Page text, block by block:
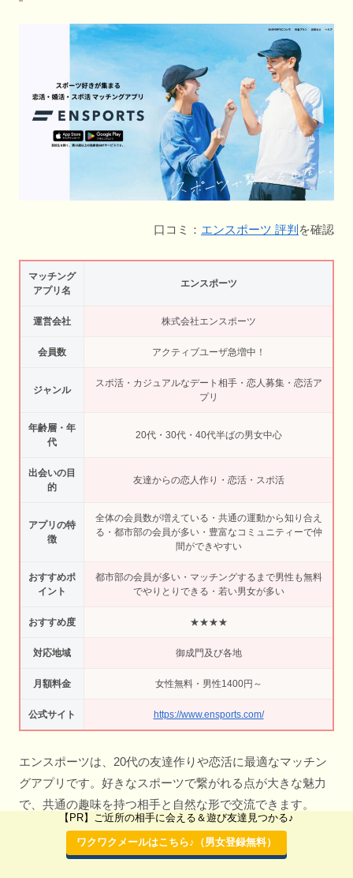
口コミ： エンスポーツ 評判 を確認
マッチング
アプリ名
エンスポーツ
運営会社 株式会社エンスポーツ
会員数 アクティブユーザ急増中！
ジャンル
スポ活・カジュアルなデート相手・恋人募集・恋活ア
プリ
年齢層・年
代
20代・30代・40代半ばの男女中心
出会いの目
的
友達からの恋人作り・恋活・スポ活
アプリの特
徴
全体の会員数が増えている・共通の運動から知り合え
る・都市部の会員が多い・豊富なコミュニティーで仲
間ができやすい
おすすめポ
イント
都市部の会員が多い・マッチングするまで男性も無料
でやりとりできる・若い男女が多い
おすすめ度 ★★★★
対応地域 御成門及び各地
月額料金 女性無料・男性1400円～
公式サイト https://www.ensports.com/
エンスポーツは、20代の友達作りや恋活に最適なマッチン
グアプリです。好きなスポーツで繋がれる点が大きな魅力
で、共通の趣味を持つ相手と自然な形で交流できます。
エンスポーツはこちら♪（登録無料）
【PR】ご近所の相手に会える＆遊び友達見つかる♪
ワクワクメールはこちら♪（男女登録無料）